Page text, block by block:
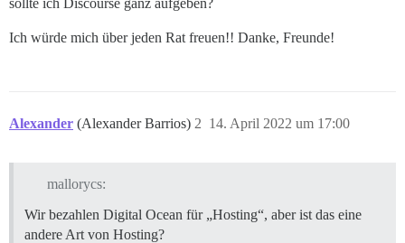
sollte ich Discourse ganz aufgeben?
Ich würde mich über jeden Rat freuen!! Danke, Freunde!
Alexander (Alexander Barrios) 14. April 2022 um 17:00
2
mallorycs:
Wir bezahlen Digital Ocean für „Hosting“, aber ist das eine
andere Art von Hosting?